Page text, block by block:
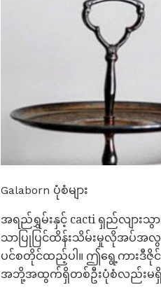
Galaborn ပုံစံများ
အရည်ရွှမ်းနှင့် cacti ရှည်လျာ
သာပြုပြင်ထိန်းသိမ်းမှုလိုအပ်အလွယ်
ပင်စတိုင်ထည့်ပါ။ ဤရွေ့ကားဒီ
အဘို့အထွက်ရှိတစ်ဦးပုံစံလည်းမရှိ